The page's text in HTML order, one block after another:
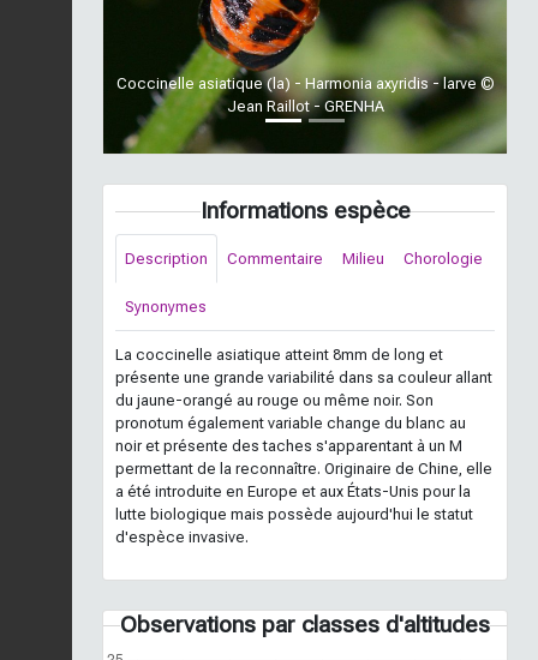
Coccinelle asiatique (la) - Harmonia axyridis - larve ©
Jean Raillot - GRENHA
Informations espèce
Description Commentaire Milieu Chorologie
Synonymes
La coccinelle asiatique atteint 8mm de long et
présente une grande variabilité dans sa couleur allant
du jaune-orangé au rouge ou même noir. Son
pronotum également variable change du blanc au
noir et présente des taches s'apparentant à un M
permettant de la reconnaître. Originaire de Chine, elle
a été introduite en Europe et aux États-Unis pour la
lutte biologique mais possède aujourd'hui le statut
d'espèce invasive.
Observations par classes d'altitudes